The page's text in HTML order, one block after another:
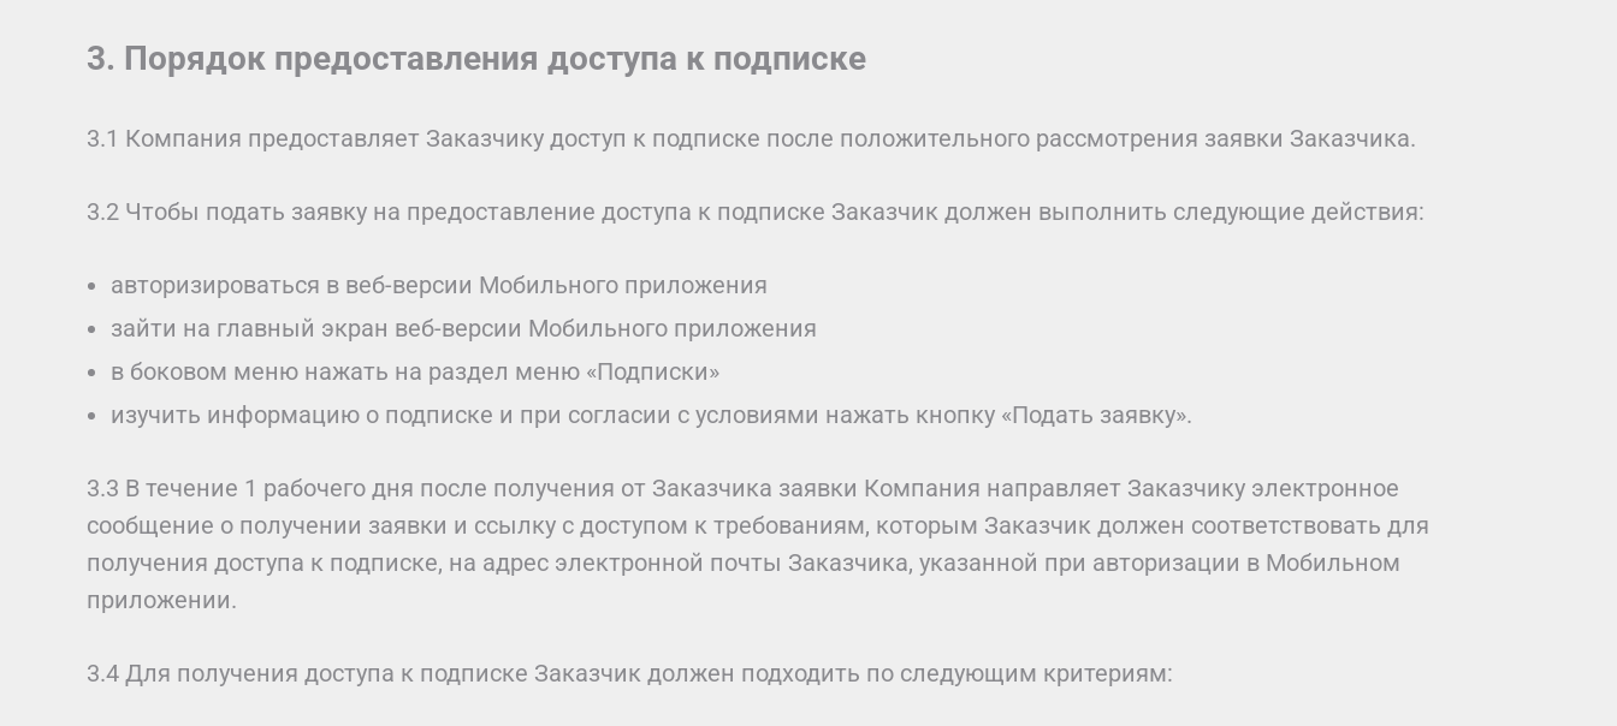
3. Порядок предоставления доступа к подписке
3.1 Компания предоставляет Заказчику доступ к подписке после положительного рассмотрения заявки Заказчика.
3.2 Чтобы подать заявку на предоставление доступа к подписке Заказчик должен выполнить следующие действия:
авторизироваться в веб-версии Мобильного приложения
зайти на главный экран веб-версии Мобильного приложения
в боковом меню нажать на раздел меню «Подписки»
изучить информацию о подписке и при согласии с условиями нажать кнопку «Подать заявку».
3.3 В течение 1 рабочего дня после получения от Заказчика заявки Компания направляет Заказчику электронное
сообщение о получении заявки и ссылку с доступом к требованиям, которым Заказчик должен соответствовать для
получения доступа к подписке, на адрес электронной почты Заказчика, указанной при авторизации в Мобильном
приложении.
3.4 Для получения доступа к подписке Заказчик должен подходить по следующим критериям: